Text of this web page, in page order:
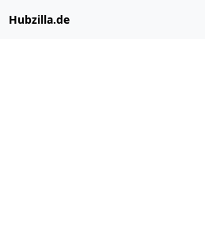
Hubzilla.de